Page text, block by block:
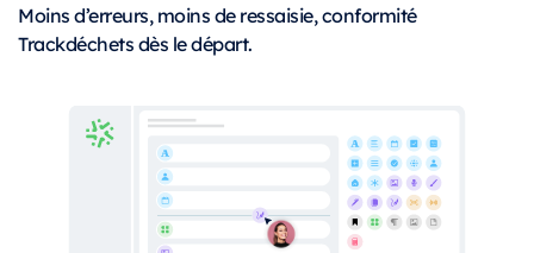
Moins d’erreurs, moins de ressaisie, conformité
Trackdéchets dès le départ.